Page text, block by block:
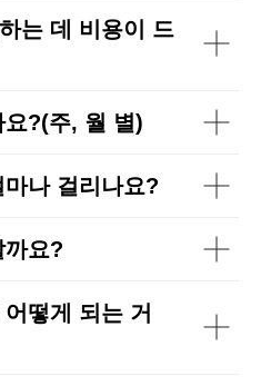
는 데 비용이 드
?(주, 월 별)
나 걸리나요?
까요?
떻게 되는 거